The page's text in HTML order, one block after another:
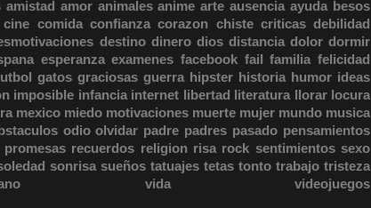
amistad amor animales anime arte ausencia ayuda besos
cine comida confianza corazon chiste criticas debilidad
destino dinero dios distancia dolor dormir
esperanza examenes facebook fail familia felicidad
gatos graciosas guerra hipster historia humor ideas
imposible infancia internet libertad literatura llorar locura
mexico miedo motivaciones muerte mujer mundo musica
odio olvidar padre padres pasado pensamientos
promesas recuerdos religion risa rock sentimientos sexo
sonrisa sueños tatuajes tetas tonto trabajo tristeza
vida videojuegos